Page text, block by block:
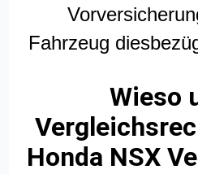
Fahrzeug
Wieso
Honda NSX